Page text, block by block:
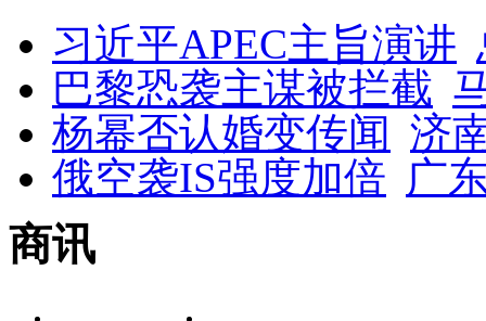
习近平APEC主旨演讲
巴黎恐袭主谋被拦截
杨幂否认婚变传闻 济
俄空袭IS强度加倍 广
商讯